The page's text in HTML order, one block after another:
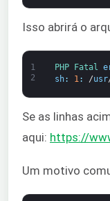
Isso abrirá o
1
2
PHP Fatal
sh: 1 : /usr
Se as linhas
aqui: https://
Um motivo